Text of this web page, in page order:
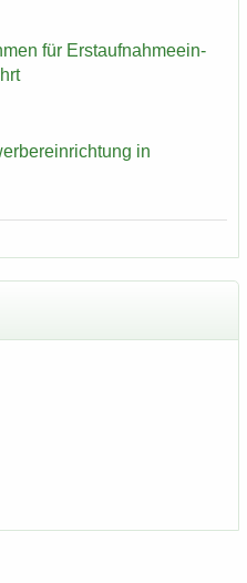
für Erst­auf­nah­me­ein­
in